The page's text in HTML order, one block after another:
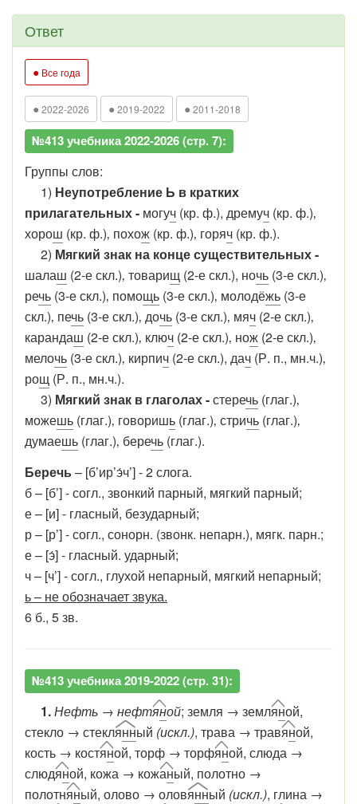
Ответ
● Все года
● 2022-2026 ● 2019-2022 ● 2011-2018
№413 учебника 2022-2026 (стр. 7):
Группы слов:
1) Неупотребление Ь в кратких
прилагательных - могуч (кр. ф.), дремуч (кр. ф.)‚
хорош (кр. ф.)‚ похож (кр. ф.)‚ горяч (кр. ф.).
2) Мягкий знак на конце существительных -
шалаш (2-е скл.)‚ товарищ (2-е скл.), ночь (3-е скл.)‚
речь (3-е скл.)‚ помощь (3-е скл.)‚ молодёжь (3-е
скл.)‚ печь (3-е скл.)‚ дочь (3-е скл.)‚ мяч (2-е скл.)‚
карандаш (2-е скл.)‚ ключ (2-е скл.)‚ нож (2-е скл.)‚
мелочь (3-е скл.)‚ кирпич (2-е скл.), дач (Р. п., мн.ч.)‚
рощ (Р. п., мн.ч.).
3) Мягкий знак в глаголах -стеречь (глаг.)‚
можешь (глаг.)‚ говоришь (глаг.)‚ стричь (глаг.)‚
думаешь (глаг.)‚ беречь (глаг.).
Беречь– [б’ир’э́ч’] - 2 слога.
б – [б’] - согл., звонкий парный, мягкий парный;
е – [и] - гласный, безударный;
р – [р’] - согл., сонорн. (звонк. непарн.), мягк. парн.;
е – [э́] - гласный. ударный;
ч – [ч’]- согл., глухой непарный, мягкий непарный;
ь – не обозначает звука.
6 б., 5 зв.
№413 учебника 2019-2022 (стр. 31):
1.Нефть → нефтяной; земля → земляной,
стекло → стеклянный (искл.), трава → травяной,
кость → костяной, торф → торфяной, слюда →
слюдяной, кожа → кожаный, полотно →
полотняный, олово → оловянный (искл.), глина →